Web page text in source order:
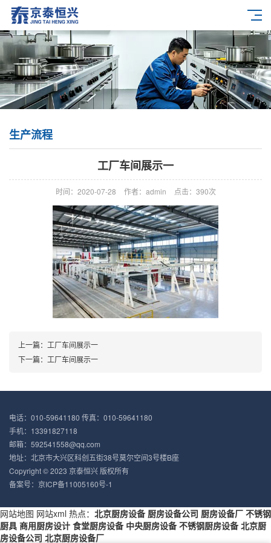
生产流程
工厂车间展示一
时间：2020-07-28 作者：admin 点击： 390次
上一篇： 工厂车间展示一
下一篇： 工厂车间展示一
电话：010-59641180 传真：010-59641180
手机：13391827118
邮箱：592541558@qq.com
地址：北京市大兴区科创五街38号莫尔空间3号楼B座
Copyright © 2023 京泰恒兴版权所有
备案号： 京ICP备11005160号-1
网站地图 网站xml 热点： 北京厨房设备 厨房设备公司 厨房设备厂 不锈钢
厨具 商用厨房设计 食堂厨房设备 中央厨房设备 不锈钢厨房设备 北京厨
房设备公司 北京厨房设备厂